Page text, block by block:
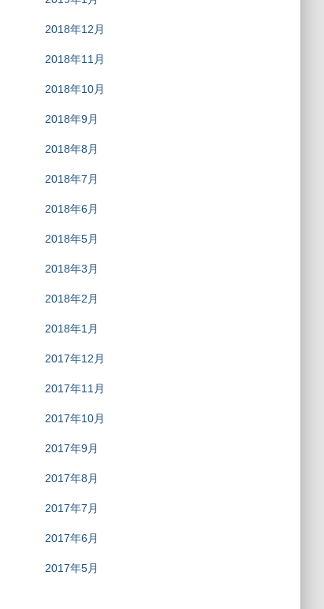
2018年12月
2018年11月
2018年10月
2018年9月
2018年8月
2018年7月
2018年6月
2018年5月
2018年3月
2018年2月
2018年1月
2017年12月
2017年11月
2017年10月
2017年9月
2017年8月
2017年7月
2017年6月
2017年5月